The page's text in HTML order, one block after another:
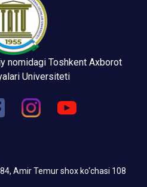
nomidagi Toshkent Axborot
Universiteti
Amir Temur shox ko‘chasi 108